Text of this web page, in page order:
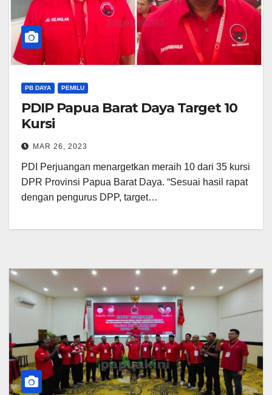
PB DAYA PEMILU
PDIP Papua Barat Daya Target 10
Kursi
MAR 26, 2023
PDI Perjuangan menargetkan meraih 10 dari 35 kursi
DPR Provinsi Papua Barat Daya. “Sesuai hasil rapat
dengan pengurus DPP, target…